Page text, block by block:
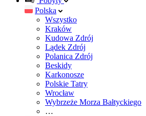
Polska
Wszystko
Kraków
Kudowa Zdrój
Lądek Zdrój
Polanica Zdrój
Beskidy
Karkonosze
Polskie Tatry
Wrocław
Wybrzeże Morza Bałtyckiego
…